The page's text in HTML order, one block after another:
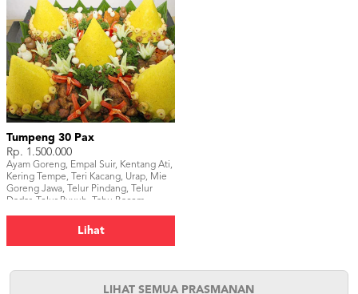
Tumpeng 30 Pax
Rp. 1.500.000
Ayam Goreng, Empal Suir, Kentang Ati,
Kering Tempe, Teri Kacang, Urap, Mie
Goreng Jawa, Telur Pindang, Telur
Dadar, Telur Puyuh, Tahu Bacem,
Lihat
LIHAT SEMUA PRASMANAN